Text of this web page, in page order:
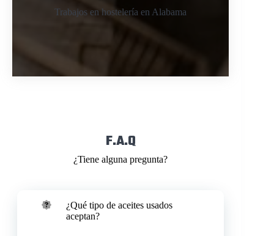
Trabajos en hostelería en Alabama
F.A.Q
¿Tiene alguna pregunta?
¿Qué tipo de aceites usados
aceptan?